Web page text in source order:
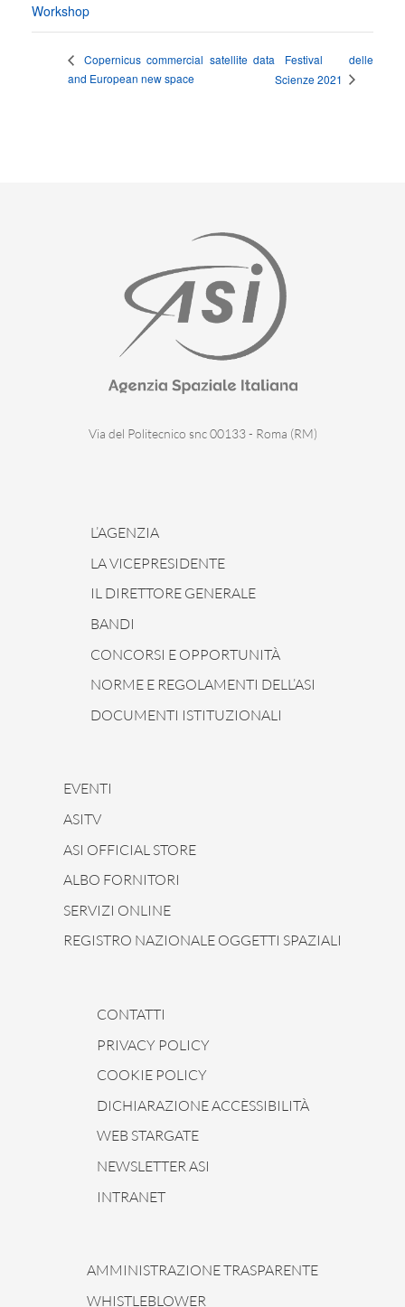
Workshop
Copernicus commercial satellite data
and European new space
Festival delle
Scienze 2021
Via del Politecnico snc 00133 - Roma (RM)
L’AGENZIA
LA VICEPRESIDENTE
IL DIRETTORE GENERALE
BANDI
CONCORSI E OPPORTUNITÀ
NORME E REGOLAMENTI DELL’ASI
DOCUMENTI ISTITUZIONALI
EVENTI
ASITV
ASI OFFICIAL STORE
ALBO FORNITORI
SERVIZI ONLINE
REGISTRO NAZIONALE OGGETTI SPAZIALI
CONTATTI
PRIVACY POLICY
COOKIE POLICY
DICHIARAZIONE ACCESSIBILITÀ
WEB STARGATE
NEWSLETTER ASI
INTRANET
AMMINISTRAZIONE TRASPARENTE
WHISTLEBLOWER